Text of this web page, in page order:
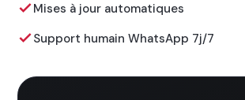
Mises à jour automatiques
Support humain WhatsApp 7j/7